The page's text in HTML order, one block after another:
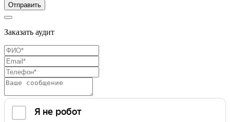
Отправить
Заказать аудит